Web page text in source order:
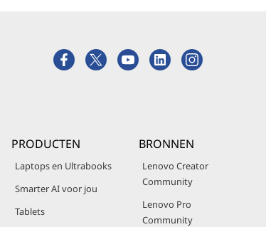
PRODUCTEN
Laptops en Ultrabooks
Smarter AI voor jou
Tablets
BRONNEN
Lenovo Creator
Community
Lenovo Pro
Community